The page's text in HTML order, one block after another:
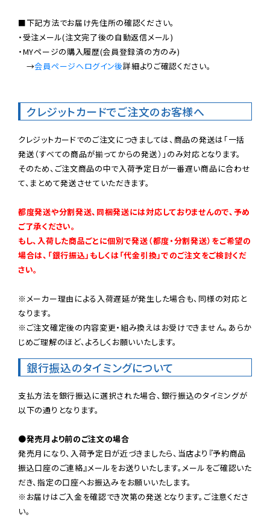
■下記方法でお届け先住所の確認ください。
・受注メール(注文完了後の自動返信メール)
・MYページの購入履歴(会員登録済の方のみ)
→会員ページへログイン後詳細よりご確認ください。
クレジットカードでご注文のお客様へ
クレジットカードでのご注文につきましては、商品の発送は「一括
発送（すべての商品が揃ってからの発送）」のみ対応となります。
そのため、ご注文商品の中で入荷予定日が一番遅い商品に合わせ
て、まとめて発送させていただきます。
都度発送や分割発送、同梱発送には対応しておりませんので、予め
ご了承ください。
もし、入荷した商品ごとに個別で発送（都度・分割発送）をご希望の
場合は、「銀行振込」もしくは「代金引換」でのご注文をご検討くだ
さい。
※メーカー理由による入荷遅延が発生した場合も、同様の対応と
なります。
※ご注文確定後の内容変更・組み換えはお受けできません。あらか
じめご理解のほど、よろしくお願いいたします。
銀行振込のタイミングについて
支払方法を銀行振込に選択された場合、銀行振込のタイミングが
以下の通りとなります。
●発売月より前のご注文の場合
発売月になり、入荷予定日が近づきましたら、当店より『予約商品
振込口座のご連絡』メールをお送りいたします。メールをご確認いた
だき、指定の口座へお振込みをお願いいたします。
※お届けはご入金を確認でき次第の発送となります。ご注意くださ
い。